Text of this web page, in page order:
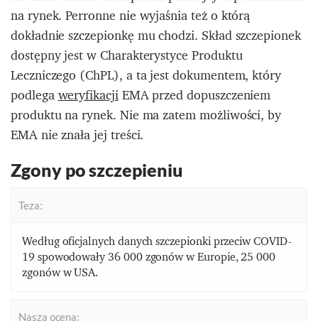
na rynek. Perronne nie wyjaśnia też o którą
dokładnie szczepionkę mu chodzi. Skład szczepionek
dostępny jest w Charakterystyce Produktu
Leczniczego (ChPL), a ta jest dokumentem, który
podlegaweryfikacjiEMA przed dopuszczeniem
produktu na rynek. Nie ma zatem możliwości, by
EMA nie znała jej treści.
Zgony po szczepieniu
Teza:
Według oficjalnych danych szczepionki przeciw COVID-
19 spowodowały 36 000 zgonów w Europie, 25 000
zgonów w USA.
Nasza ocena: